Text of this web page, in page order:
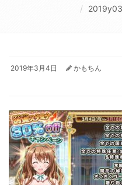
2019年3月4日 かもちん